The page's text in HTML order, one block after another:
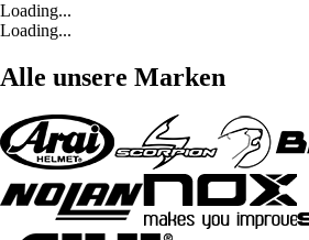
Loading...
Loading...
Alle unsere Marken